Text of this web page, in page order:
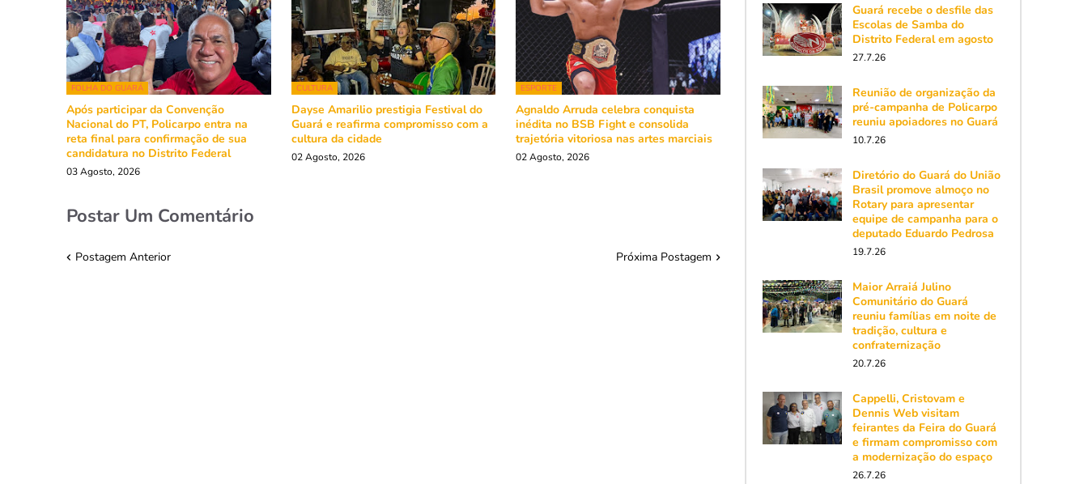
FOLHA DO GUARÁ
Após participar da Convenção
Nacional do PT, Policarpo entra na
reta final para confirmação de sua
candidatura no Distrito Federal
03 Agosto, 2026
CULTURA
Dayse Amarilio prestigia Festival do
Guará e reafirma compromisso com a
cultura da cidade
02 Agosto, 2026
ESPORTE
Agnaldo Arruda celebra conquista
inédita no BSB Fight e consolida
trajetória vitoriosa nas artes marciais
02 Agosto, 2026
Postar Um Comentário
Postagem Anterior Próxima Postagem
Guará recebe o desfile das
Escolas de Samba do
Distrito Federal em agosto
27.7.26
Reunião de organização da
pré-campanha de Policarpo
reuniu apoiadores no Guará
10.7.26
Diretório do Guará do União
Brasil promove almoço no
Rotary para apresentar
equipe de campanha para o
deputado Eduardo Pedrosa
19.7.26
Maior Arraiá Julino
Comunitário do Guará
reuniu famílias em noite de
tradição, cultura e
confraternização
20.7.26
Cappelli, Cristovam e
Dennis Web visitam
feirantes da Feira do Guará
e firmam compromisso com
a modernização do espaço
26.7.26